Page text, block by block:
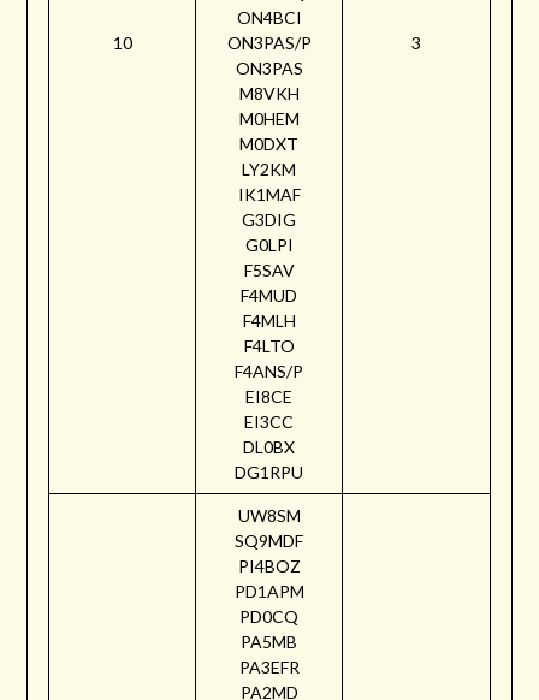
10
ON4BCI
ON3PAS/P
ON3PAS
M8VKH
M0HEM
M0DXT
LY2KM
IK1MAF
G3DIG
G0LPI
F5SAV
F4MUD
F4MLH
F4LTO
F4ANS/P
EI8CE
EI3CC
DL0BX
DG1RPU
3
UW8SM
SQ9MDF
PI4BOZ
PD1APM
PD0CQ
PA5MB
PA3EFR
PA2MD